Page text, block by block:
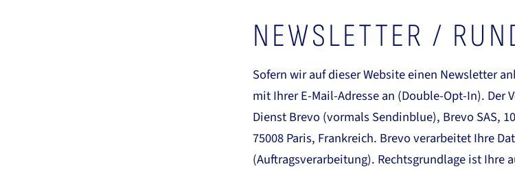
NEWSLETTER /
Sofern wir auf dieser Website einen Newsletter
mit Ihrer E-Mail-Adresse an (Double-Opt-In). Der
Dienst Brevo (vormals Sendinblue), Brevo SAS,
75008 Paris, Frankreich. Brevo verarbeitet Ihre
(Auftragsverarbeitung). Rechtsgrundlage ist Ihre